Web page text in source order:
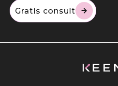
Gratis consult